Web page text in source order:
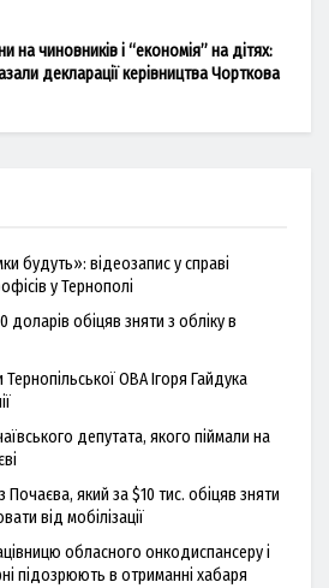
на чиновників і “економія” на дітях:
декларації керівництва Чорткова
будуть»: відеозапис у справі
у Тернополі
обіцяв зняти з обліку в
Тернопільської ОВА Ігоря Гайдука
депутата, якого піймали на
який за $10 тис. обіцяв зняти
від мобілізації
обласного онкодиспансеру і
підозрюють в отриманні хабаря